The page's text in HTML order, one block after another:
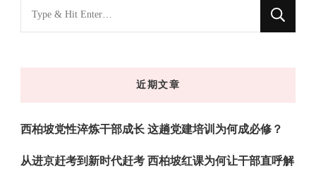
什
近期文章
西柏坡党性淬炼干部成长 这趟党建培训为何成必修？
从进京赶考到新时代赶考 西柏坡红课为何让干部直呼解